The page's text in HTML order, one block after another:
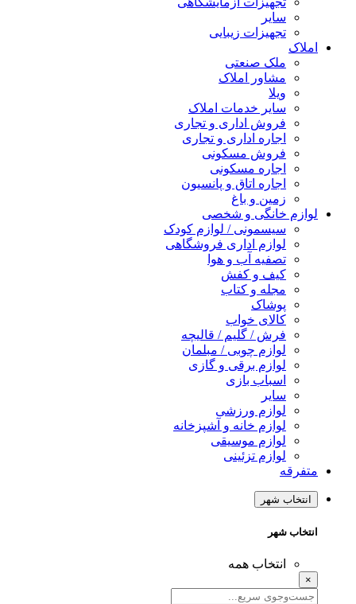
سایر
تجهیزات زیبایی
املاک
ملک صنعتی
مشاور املاک
ویلا
سایر خدمات املاک
فروش اداری و تجاری
اجاره اداری و تجاری
فروش مسکونی
اجاره مسکونی
اجاره اتاق و پانسیون
زمین و باغ
لوازم خانگی و شخصی
سیسمونی / لوازم کودک
لوازم اداری فروشگاهی
تصفیه آب و هوا
کیف و کفش
مجله و کتاب
پوشاک
کالای خواب
فرش / گلیم / قالیچه
لوازم چوبی / مبلمان
لوازم برقی و گازی
اسباب بازی
سایر
لوازم ورزشی
لوازم خانه و آشپزخانه
لوازم موسیقی
لوازم تزئینی
متفرقه
انتخاب شهر
انتخاب شهر
انتخاب همه
×